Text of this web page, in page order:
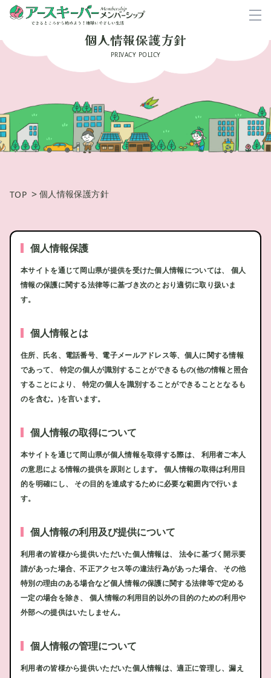
個人情報保護方針
PRIVACY POLICY
TOP > 個人情報保護方針
個人情報保護
本サイトを通じて岡山県が提供を受けた個人情報については、 個人
情報の保護に関する法律等に基づき次のとおり適切に取り扱いま
す。
個人情報とは
住所、氏名、電話番号、電子メールアドレス等、個人に関する情報
であって、 特定の個人が識別することができるもの(他の情報と照合
することにより、 特定の個人を識別することができることとなるも
のを含む。)を言います。
個人情報の取得について
本サイトを通じて岡山県が個人情報を取得する際は、 利用者ご本人
の意思による情報の提供を原則とします。 個人情報の取得は利用目
的を明確にし、 その目的を達成するために必要な範囲内で行いま
す。
個人情報の利用及び提供について
利用者の皆様から提供いただいた個人情報は、 法令に基づく開示要
請があった場合、不正アクセス等の違法行為があった場合、 その他
特別の理由のある場合など個人情報の保護に関する法律等で定める
一定の場合を除き、 個人情報の利用目的以外の目的のための利用や
外部への提供はいたしません。
個人情報の管理について
利用者の皆様から提供いただいた個人情報は、適正に管理し、漏え